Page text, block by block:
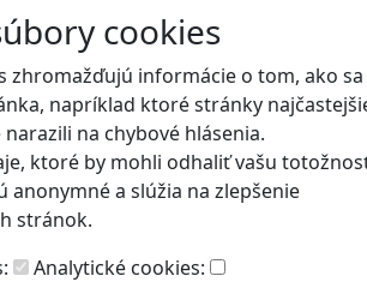
cookies
zhromažďujú informácie o tom, ako sa
napríklad ktoré stránky
na chybové hlásenia.
ktoré by mohli odhaliť vašu
anonymné a slúžia na zlepšenie
stránok.
Analytické cookies: